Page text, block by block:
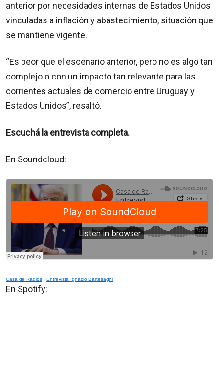
anterior por necesidades internas de Estados Unidos
vinculadas a inflación y abastecimiento, situación que
se mantiene vigente.
“Es peor que el escenario anterior, pero no es algo tan
complejo o con un impacto tan relevante para las
corrientes actuales de comercio entre Uruguay y
Estados Unidos”, resaltó.
Escuchá la entrevista completa.
En Soundcloud:
Casa de Radios · Entrevista Ignacio Bartesaghi
En Spotify: